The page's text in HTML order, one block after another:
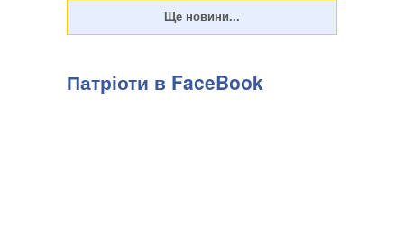
Патріоти в FaceBook